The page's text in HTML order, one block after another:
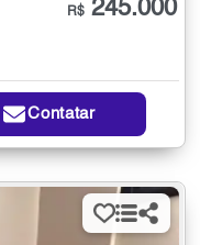
R$ 245.000
Contatar